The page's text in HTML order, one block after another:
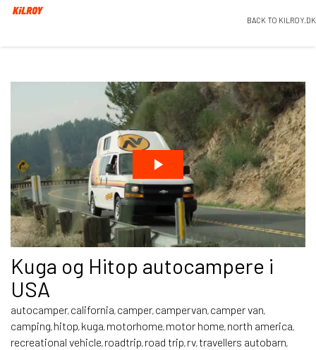
BACK TO KILROY.DK
Kuga og Hitop autocampere i
USA
autocamper, california, camper, campervan, camper van,
camping, hitop, kuga, motorhome, motor home, north america,
recreational vehicle, roadtrip, road trip, rv, travellers autobarn,